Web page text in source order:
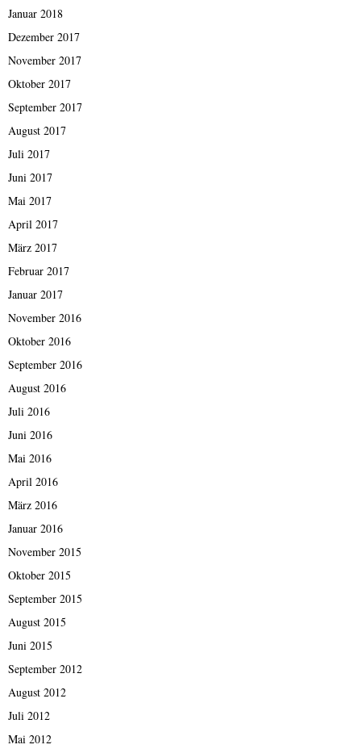
Januar 2018
Dezember 2017
November 2017
Oktober 2017
September 2017
August 2017
Juli 2017
Juni 2017
Mai 2017
April 2017
März 2017
Februar 2017
Januar 2017
November 2016
Oktober 2016
September 2016
August 2016
Juli 2016
Juni 2016
Mai 2016
April 2016
März 2016
Januar 2016
November 2015
Oktober 2015
September 2015
August 2015
Juni 2015
September 2012
August 2012
Juli 2012
Mai 2012